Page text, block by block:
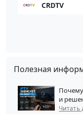
CRDTV
Полезная
и
Читать